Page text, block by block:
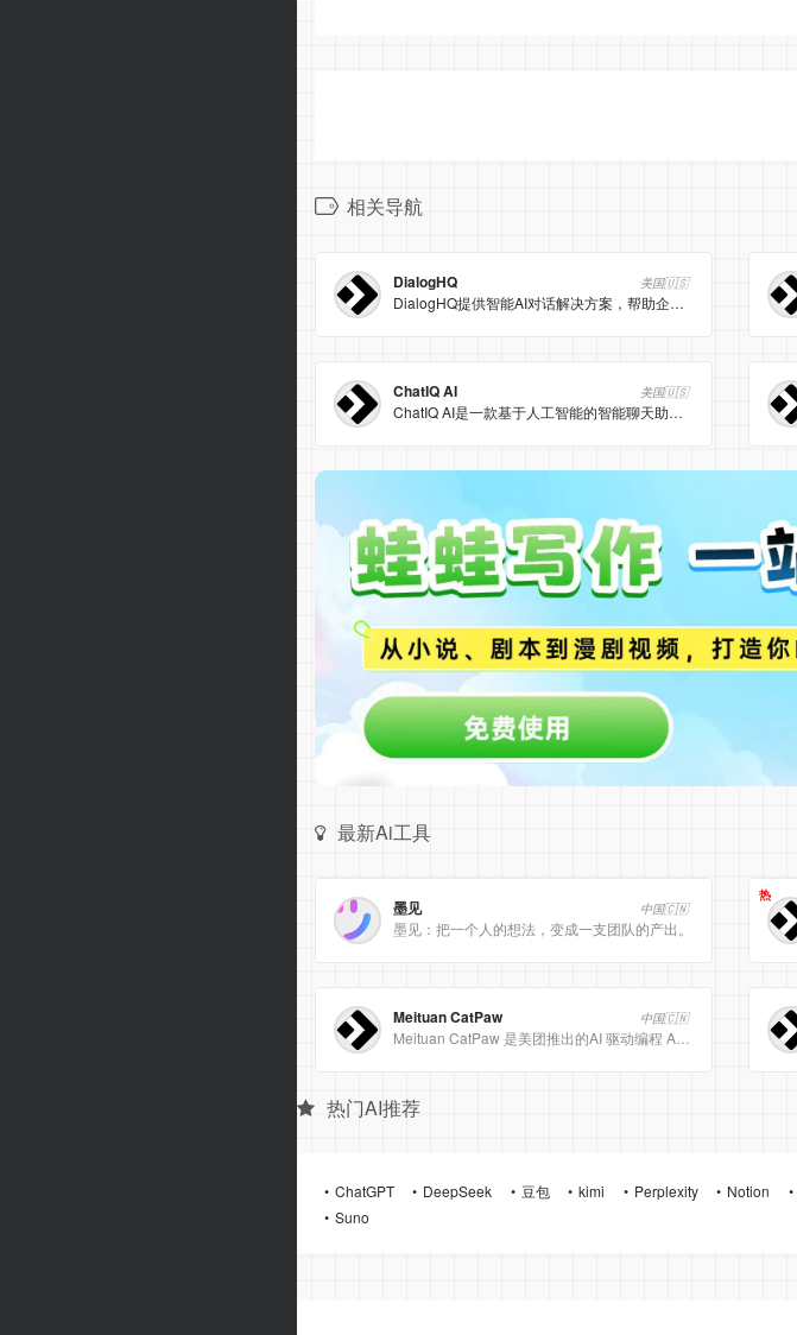
相关导航
DialogHQ 美国🇺🇸
DialogHQ提供智能AI对话解决方案，帮助企业提升客户互动体验。
ChatIQ AI 美国🇺🇸
ChatIQ AI是一款基于人工智能的智能聊天助手，提供高效便捷的对话体验。
最新Ai工具
墨见 中国🇨🇳
墨见：把一个人的想法，变成一支团队的产出。
热
Meituan CatPaw 中国🇨🇳
热门AI推荐
ChatGPT DeepSeek 豆包 kimi Perplexity Notion
Suno